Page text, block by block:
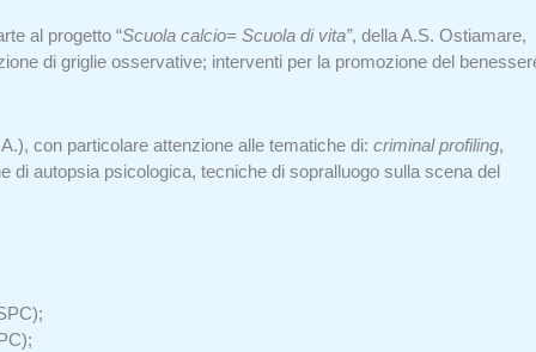
al progetto “Scuola calcio= Scuola di vita”, della A.S. Ostiamare,
di griglie osservative; interventi per la promozione del
con particolare attenzione alle tematiche di: criminal profiling,
di autopsia psicologica, tecniche di sopralluogo sulla scena del